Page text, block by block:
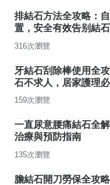
排結石方法全攻略：
置，安全有效告别結
316次瀏覽
牙結石刮除棒使用全
石不求人，居家護理
159次瀏覽
一直尿意腰痛結石全
治療與預防指南
135次瀏覽
膽結石開刀勞保全攻